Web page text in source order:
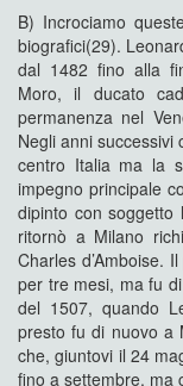
B) Incrociamo
biografici(29).
dal 1482 fino alla
Moro, il ducato
permanenza nel
Negli anni
centro Italia ma la
impegno principale
dipinto con soggetto
ritornò a Milano
Charles d’Amboise.
per tre mesi, ma fu
del 1507, quando
presto fu di nuovo a
che, giuntovi il 24
fino a settembre, ma